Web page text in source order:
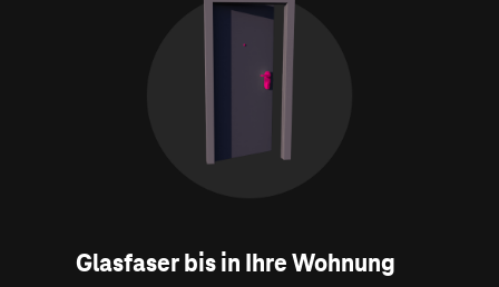
Glasfaser bis in Ihre Wohnung